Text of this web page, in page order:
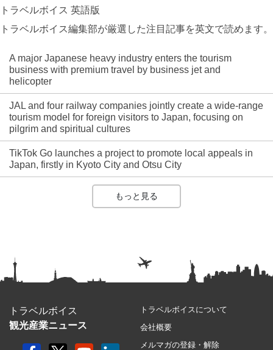
トラベルボイス 英語版
トラベルボイス編集部が厳選した注目記事を英文で読めます。
A major Japanese heavy industry enters the tourism
business with premium travel by business jet and
helicopter
JAL and four railway companies jointly create a wide-range
tourism model for foreign visitors to Japan, focusing on
pilgrim and spiritual cultures
TikTok Go launches a project to promote local appeals in
Japan, firstly in Kyoto City and Otsu City
もっと見る
トラベルボイス
観光産業ニュース
トラベルボイスについて
会社概要
メルマガの登録・解除